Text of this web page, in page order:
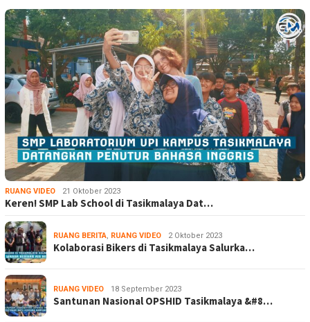
RUANG VIDEO 21 Oktober 2023
Keren! SMP Lab School di Tasikmalaya Dat…
RUANG BERITA, RUANG VIDEO 2 Oktober 2023
Kolaborasi Bikers di Tasikmalaya Salurka…
RUANG VIDEO 18 September 2023
Santunan Nasional OPSHID Tasikmalaya &#8…